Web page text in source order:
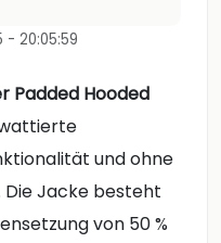
- 20:05:59
Padded Hooded
und ohne
Jacke besteht
von 50 %